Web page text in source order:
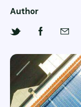
Author